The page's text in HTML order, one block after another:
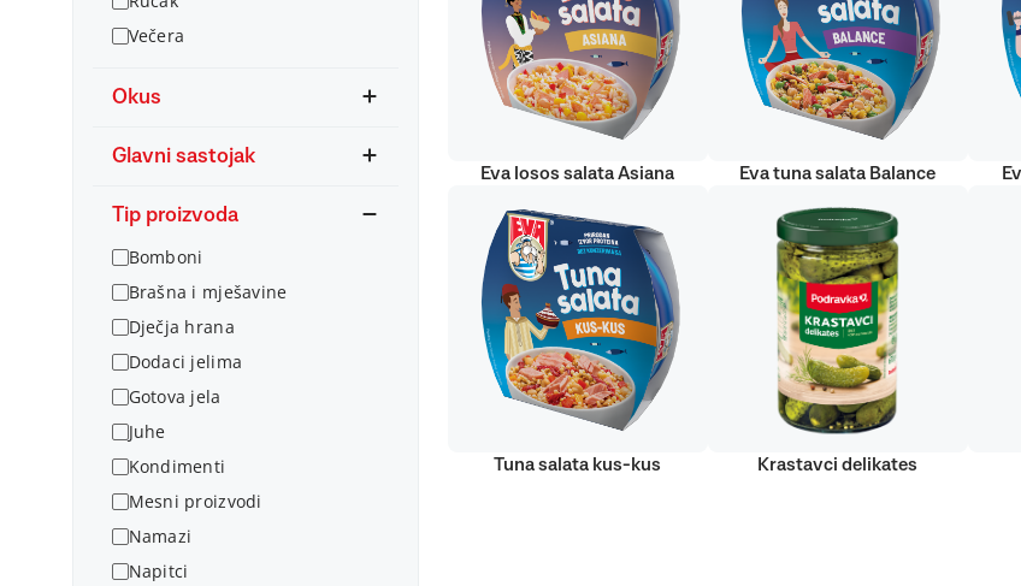
Večera
Okus
Glavni sastojak
Tip proizvoda
Bomboni
Brašna i mješavine
Dječja hrana
Dodaci jelima
Gotova jela
Juhe
Kondimenti
Mesni proizvodi
Namazi
Napitci
Eva losos salata Asiana Eva tuna salata Balance
Tuna salata kus-kus Krastavci delikates